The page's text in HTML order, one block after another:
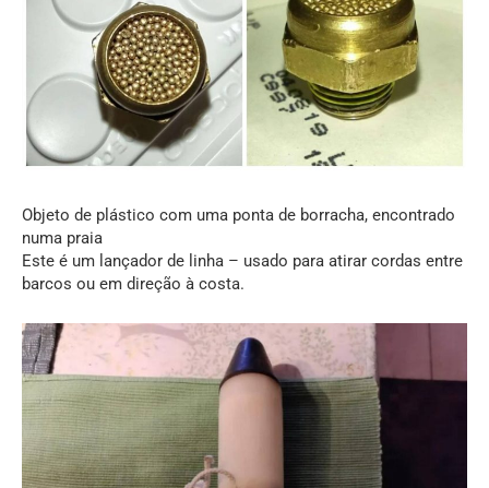
Objeto de plástico com uma ponta de borracha, encontrado
numa praia
Este é um lançador de linha – usado para atirar cordas entre
barcos ou em direção à costa.